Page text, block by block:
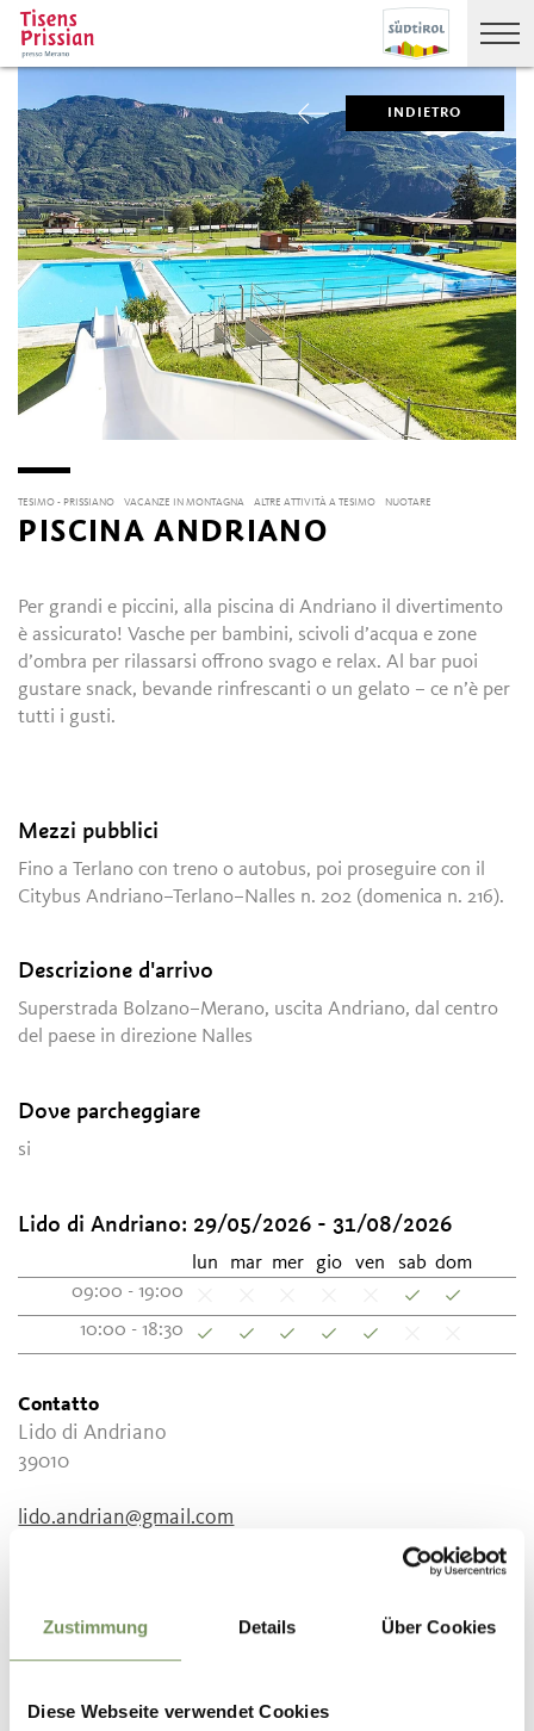
Zustimmung Details Über Cookies
Diese Webseite verwendet Cookies
INDIETRO
TESIMO - PRISSIANO VACANZE IN MONTAGNA ALTRE ATTIVITÀ A TESIMO NUOTARE
PISCINA ANDRIANO
Per grandi e piccini, alla piscina di Andriano il divertimento
è assicurato! Vasche per bambini, scivoli d’acqua e zone
d’ombra per rilassarsi offrono svago e relax. Al bar puoi
gustare snack, bevande rinfrescanti o un gelato – ce n’è per
tutti i gusti.
Mezzi pubblici
Fino a Terlano con treno o autobus, poi proseguire con il
Citybus Andriano–Terlano–Nalles n. 202 (domenica n. 216).
Descrizione d'arrivo
Superstrada Bolzano–Merano, uscita Andriano, dal centro
del paese in direzione Nalles
Dove parcheggiare
si
Lido di Andriano: 29/05/2026 - 31/08/2026
lun mar mer gio ven sab dom
09:00 - 19:00
10:00 - 18:30
Contatto
Lido di Andriano
39010
lido.andrian@gmail.com
IL CONTENUTO VI È STATO UTILE?